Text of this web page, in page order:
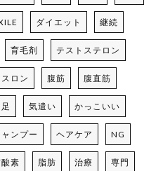
ダイエット 継続
育毛剤 テストステロン
ロン 腹筋 腹直筋
足 気遣い かっこいい
ャンプー ヘアケア NG
素 脂肪 治療 専門